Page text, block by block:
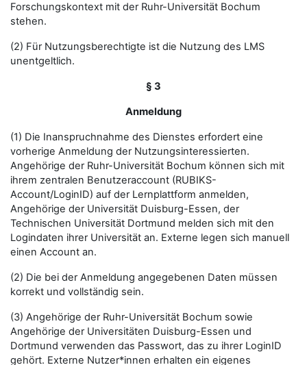
Forschungskontext mit der Ruhr-Universität Bochum
stehen.
(2) Für Nutzungsberechtigte ist die Nutzung des LMS
unentgeltlich.
§ 3
Anmeldung
(1) Die Inanspruchnahme des Dienstes erfordert eine
vorherige Anmeldung der Nutzungsinteressierten.
Angehörige der Ruhr-Universität Bochum können sich mit
ihrem zentralen Benutzeraccount (RUBIKS-
Account/LoginID) auf der Lernplattform anmelden,
Angehörige der Universität Duisburg-Essen, der
Technischen Universität Dortmund melden sich mit den
Logindaten ihrer Universität an. Externe legen sich manuell
einen Account an.
(2) Die bei der Anmeldung angegebenen Daten müssen
korrekt und vollständig sein.
(3) Angehörige der Ruhr-Universität Bochum sowie
Angehörige der Universitäten Duisburg-Essen und
Dortmund verwenden das Passwort, das zu ihrer LoginID
gehört. Externe Nutzer*innen erhalten ein eigenes